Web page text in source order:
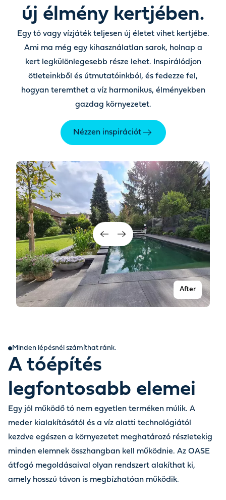
új élmény kertjében.
Egy tó vagy vízjáték teljesen új életet vihet kertjébe.
Ami ma még egy kihasználatlan sarok, holnap a
kert legkülönlegesebb része lehet. Inspirálódjon
ötleteinkből és útmutatóinkból, és fedezze fel,
hogyan teremthet a víz harmonikus, élményekben
gazdag környezetet.
Nézzen inspirációt
After
Before
Minden lépésnél számíthat ránk.
A tóépítés
legfontosabb elemei
Egy jól működő tó nem egyetlen terméken múlik. A
meder kialakításától és a víz alatti technológiától
kezdve egészen a környezetet meghatározó részletekig
minden elemnek összhangban kell működnie. Az OASE
átfogó megoldásaival olyan rendszert alakíthat ki,
amely hosszú távon is megbízhatóan működik.